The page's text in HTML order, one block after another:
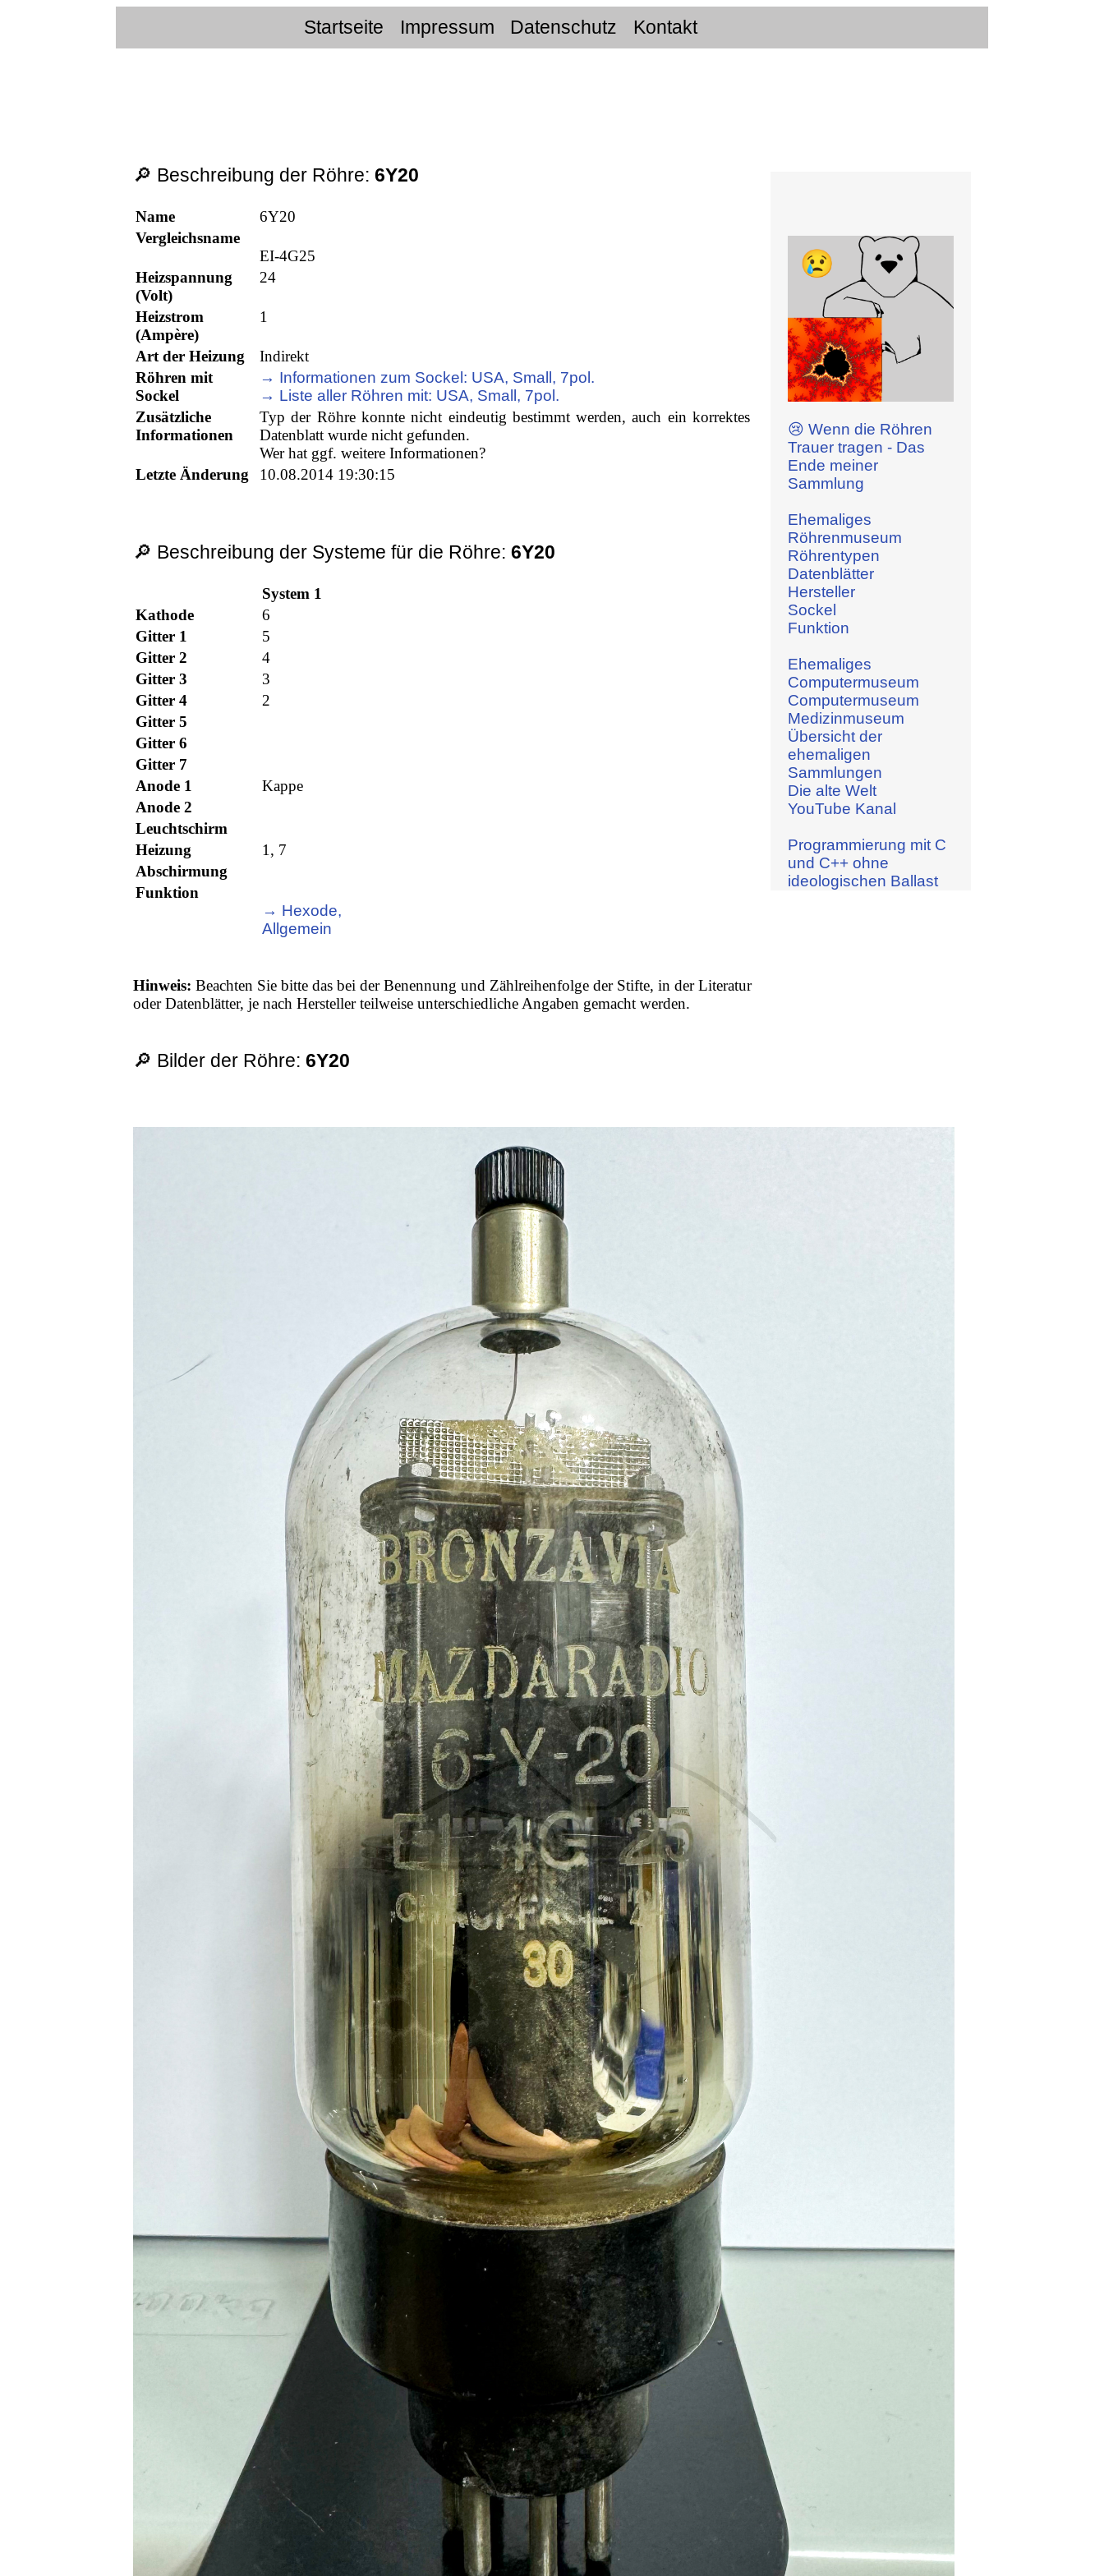
Startseite Impressum Datenschutz Kontakt
🔎 Beschreibung der Röhre:6Y20
Name
6Y20
Vergleichsname
EI-4G25
Heizspannung
(Volt)
24
Heizstrom
(Ampère)
1
Art der Heizung
Indirekt
Röhren mit
Sockel
→ Informationen zum Sockel: USA, Small, 7pol.
→ Liste aller Röhren mit: USA, Small, 7pol.
Zusätzliche
Informationen
Typ der Röhre konnte nicht eindeutig bestimmt werden, auch ein korrektes
Datenblatt wurde nicht gefunden.
Wer hat ggf. weitere Informationen?
Letzte Änderung
10.08.2014 19:30:15
🔎 Beschreibung der Systeme für die Röhre:6Y20
System 1
Kathode
6
Gitter 1
5
Gitter 2
4
Gitter 3
3
Gitter 4
2
Gitter 5
Gitter 6
Gitter 7
Anode 1
Kappe
Anode 2
Leuchtschirm
Heizung
1, 7
Abschirmung
Funktion
→ Hexode,
Allgemein
Hinweis: Beachten Sie bitte das bei der Benennung und Zählreihenfolge der Stifte, in der Literatur
oder Datenblätter, je nach Hersteller teilweise unterschiedliche Angaben gemacht werden.
🔎 Bilder der Röhre:6Y20
😢 Wenn die Röhren
Trauer tragen - Das
Ende meiner
Sammlung
Ehemaliges
Röhrenmuseum
Röhrentypen
Datenblätter
Hersteller
Sockel
Funktion
Ehemaliges
Computermuseum
Computermuseum
Medizinmuseum
Übersicht der
ehemaligen
Sammlungen
Die alte Welt
YouTube Kanal
Programmierung mit C
und C++ ohne
ideologischen Ballast